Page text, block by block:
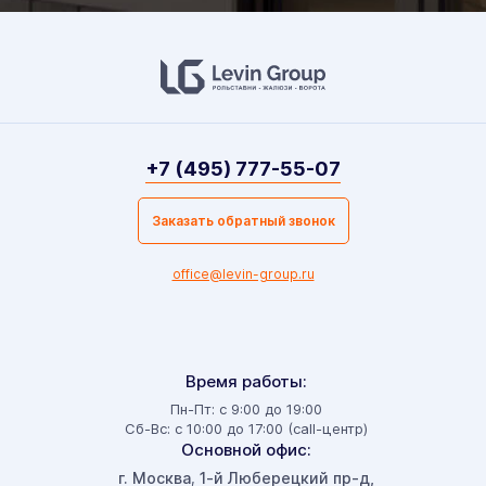
Время работы:
Пн-Пт: с 9:00 до 19:00
Сб-Вс: с 10:00 до 17:00 (call-центр)
Основной офис:
г. Москва, 1-й Люберецкий пр-д,
+7 (495) 777-55-07
Заказать обратный звонок
office@levin-group.ru